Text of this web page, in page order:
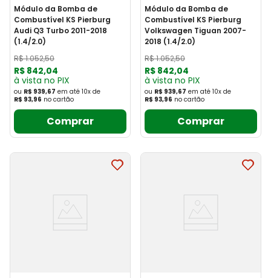
Módulo da Bomba de
Combustível KS Pierburg
Audi Q3 Turbo 2011-2018
(1.4/2.0)
R$1.052,50
R$ 842,04
à vista no PIX
ou R$ 939,67 em até 10x de
R$ 93,96 no cartão
Comprar
Módulo da Bomba de
Combustível KS Pierburg
Volkswagen Tiguan 2007-
2018 (1.4/2.0)
R$1.052,50
R$ 842,04
à vista no PIX
ou R$ 939,67 em até 10x de
R$ 93,96 no cartão
Comprar